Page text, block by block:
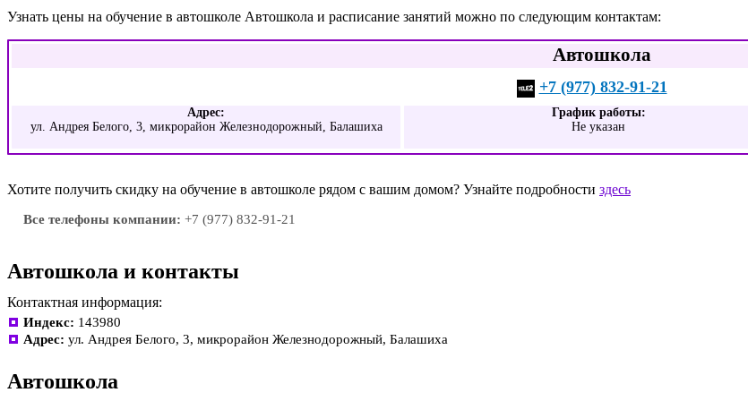
Узнать цены на обучение в автошколе Автошкола и расписание занятий можно по следующим контактам:
Автошкола
+7 (977) 832-91-21
Адрес:
ул. Андрея Белого, 3, микрорайон Железнодорожный, Балашиха
График работы:
Не указан
Хотите получить скидку на обучение в автошколе рядом с вашим домом? Узнайте подробности здесь
Все телефоны компании: +7 (977) 832-91-21
Автошкола и контакты
Контактная информация:
Индекс: 143980
Адрес: ул. Андрея Белого, 3, микрорайон Железнодорожный, Балашиха
Автошкола